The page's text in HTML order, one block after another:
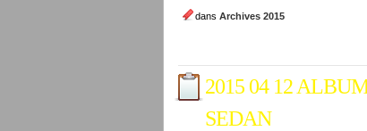
dans Archives 2015
2015 04 12
SEDAN